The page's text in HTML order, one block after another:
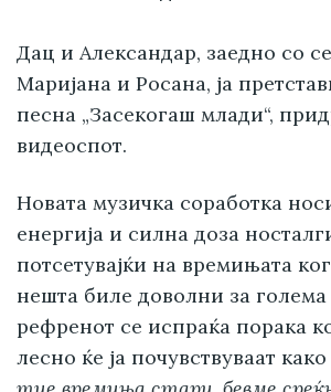
Дац и Александар, заедно со
Маријана и Росана, ја
песна „Засекогаш млади“,
видеоспот.
Новата музичка соработка
енергија и силна доза
потсетувајќи на времињата
нешта биле доволни за голема
рефренот се испраќа порака
лесно ќе ја почувствуваат како